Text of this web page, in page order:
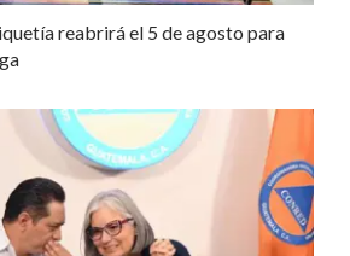
reabrirá el 5 de agosto para